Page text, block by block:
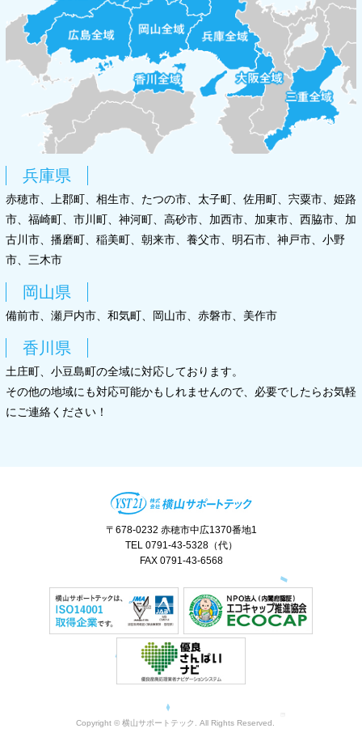
兵庫県
赤穂市、上郡町、相生市、たつの市、太子町、佐用町、宍粟市、姫路
市、福崎町、市川町、神河町、高砂市、加西市、加東市、西脇市、加
古川市、播磨町、稲美町、朝来市、養父市、明石市、神戸市、小野
市、三木市
岡山県
備前市、瀬戸内市、和気町、岡山市、赤磐市、美作市
香川県
土庄町、小豆島町の全域に対応しております。
その他の地域にも対応可能かもしれませんので、必要でしたらお気軽
にご連絡ください！
〒678-0232 赤穂市中広1370番地1
TEL 0791-43-5328（代）
FAX 0791-43-6568
Copyright © 横山サポートテック. All Rights Reserved.